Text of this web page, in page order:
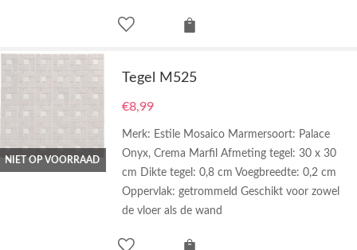
NIET OP VOORRAAD
Tegel M525
€8,99
Merk: Estile Mosaico Marmersoort: Palace
Onyx, Crema Marfil Afmeting tegel: 30 x 30
cm Dikte tegel: 0,8 cm Voegbreedte: 0,2 cm
Oppervlak: getrommeld Geschikt voor zowel
de vloer als de wand